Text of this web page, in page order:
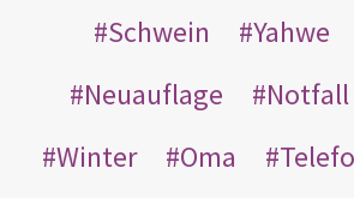
Schwein
Yahwe
Neuauflage
Notfall
Winter
Oma